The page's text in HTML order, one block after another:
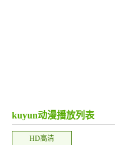
kuyun动漫播放列表
HD高清